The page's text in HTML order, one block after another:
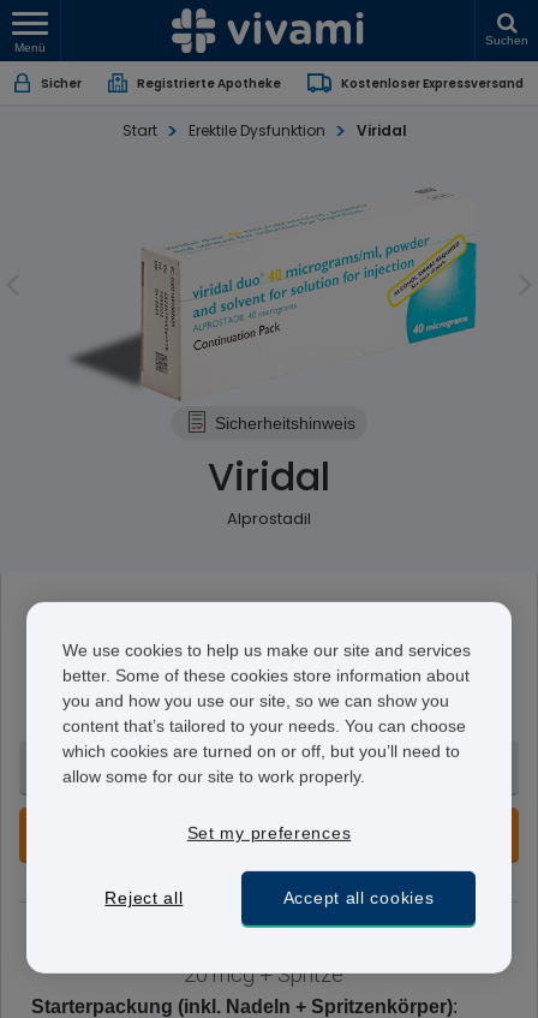
Menü
Suchen
Sicher Registrierte Apotheke Kostenloser Expressversand
Start Erektile Dysfunktion Viridal
Sicherheitshinweis
Viridal
Alprostadil
40 mcg
Folgepackung (inkl. Nadeln): Diese Dosierung enthält
40 mcg des aktiven Wirkstoffs Alprostadil pro Milliliter.
2 Injektion(en) - 154,95 €
NICHT AUF LAGER
20 mcg + Spritze
Starterpackung (inkl. Nadeln + Spritzenkörper):
We use cookies to help us make our site and services
better. Some of these cookies store information about
you and how you use our site, so we can show you
content that’s tailored to your needs. You can choose
which cookies are turned on or off, but you’ll need to
allow some for our site to work properly.
Set my preferences
Reject all Accept all cookies